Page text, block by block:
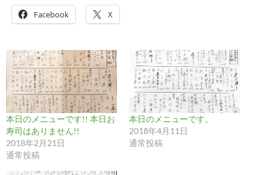
Facebook X
本日のメニューです!! 本日お
寿司はありません!!
2018年2月21日
通常投稿
本日のメニューです。
2018年4月11日
通常投稿